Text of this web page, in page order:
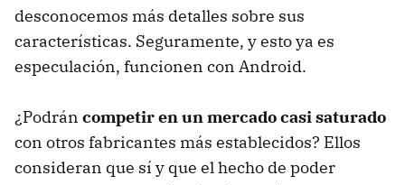
desconocemos más detalles sobre sus
características. Seguramente, y esto ya es
especulación, funcionen con Android.
¿Podrán competir en un mercado casi saturado
con otros fabricantes más establecidos? Ellos
consideran que sí y que el hecho de poder